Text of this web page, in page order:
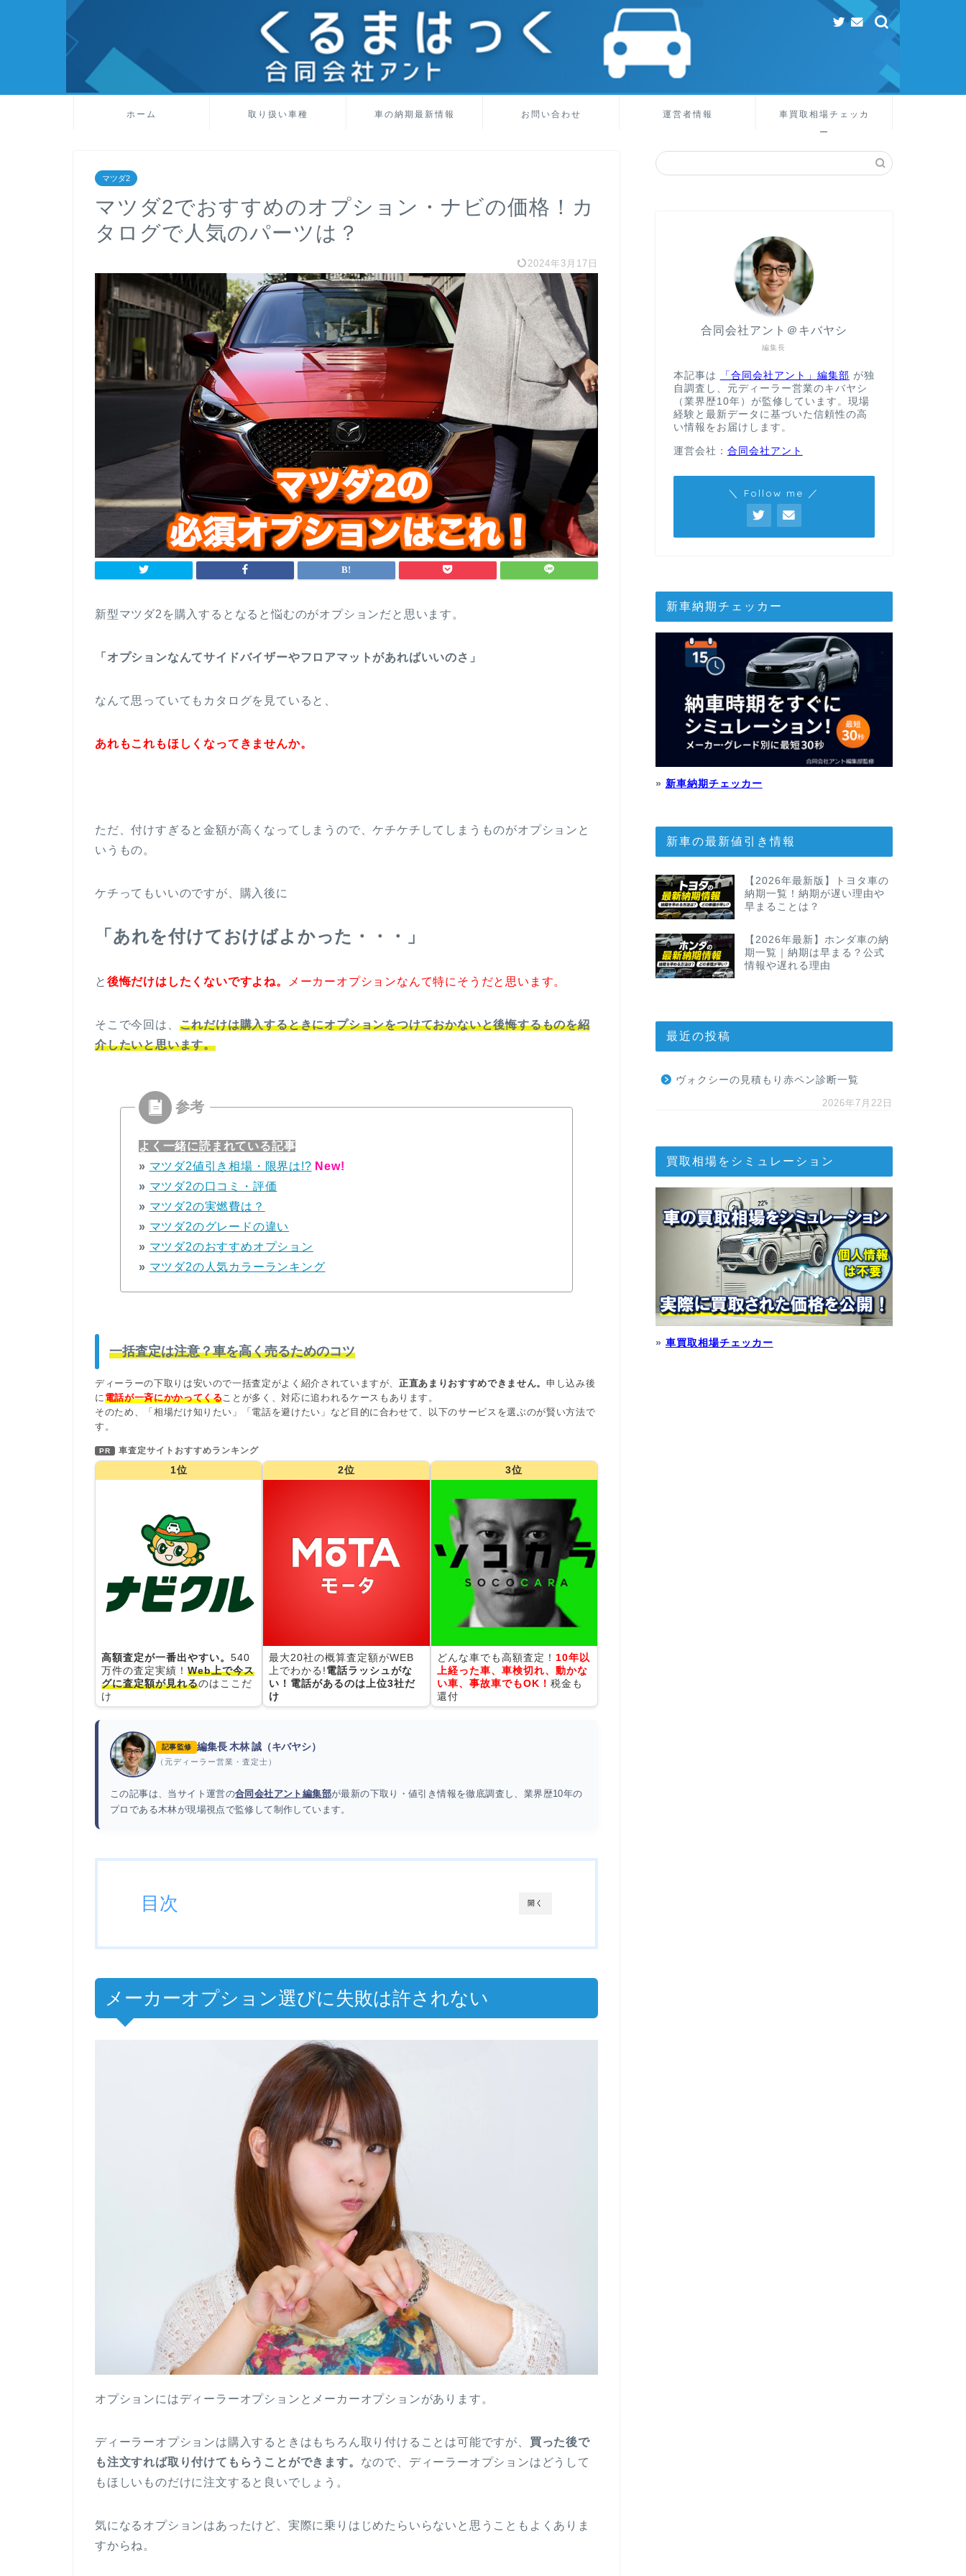
ホーム 取り扱い車種 車の納期最新情報 お問い合わせ 運営者情報
車買取相場チェッカ
ー
マツダ2
マツダ2でおすすめのオプション・ナビの価格！カ
タログで人気のパーツは？
2024年3月17日
新型マツダ2を購入するとなると悩むのがオプションだと思います。
「オプションなんてサイドバイザーやフロアマットがあればいいのさ」
なんて思っていてもカタログを見ていると、
あれもこれもほしくなってきませんか。
ただ、付けすぎると金額が高くなってしまうので、ケチケチしてしまうものがオプションと
いうもの。
ケチってもいいのですが、購入後に
「あれを付けておけばよかった・・・」
と 後悔だけはしたくないですよね。 メーカーオプションなんて特にそうだと思います。
そこで今回は、 これだけは購入するときにオプションをつけておかないと後悔するものを紹
介したいと思います。
よく一緒に読まれている記事
» マツダ2値引き相場・限界は!? New!
» マツダ2の口コミ・評価
» マツダ2の実燃費は？
» マツダ2のグレードの違い
» マツダ2のおすすめオプション
» マツダ2の人気カラーランキング
一括査定は注意？車を高く売るためのコツ
ディーラーの下取りは安いので一括査定がよく紹介されていますが、正直あまりおすすめできません。 申し込み後
に 電話が一斉にかかってくる ことが多く、対応に追われるケースもあります。
そのため、「相場だけ知りたい」「電話を避けたい」など目的に合わせて、以下のサービスを選ぶのが賢い方法で
す。
PR 車査定サイトおすすめランキング
1位
高額査定が一番出やすい。 540
万件の査定実績！ Web上で今ス
グに査定額が見れるのはここだ
け
2位
最大20社の概算査定額がWEB
上でわかる!電話ラッシュがな
い！電話があるのは上位3社だ
け
3位
どんな車でも高額査定！ 10年以
上経った車、車検切れ、動かな
い車、事故車でもOK！ 税金も
還付
記事監修 編集長 木林 誠（キバヤシ）
（元ディーラー営業・査定士）
この記事は、当サイト運営の合同会社アント編集部が最新の下取り・値引き情報を徹底調査し、業界歴10年の
プロである木林が現場視点で監修して制作しています。
開く
目次
メーカーオプション選びに失敗は許されない
オプションにはディーラーオプションとメーカーオプションがあります。
ディーラーオプションは購入するときはもちろん取り付けることは可能ですが、 買った後で
も注文すれば取り付けてもらうことができます。 なので、ディーラーオプションはどうして
もほしいものだけに注文すると良いでしょう。
気になるオプションはあったけど、実際に乗りはじめたらいらないと思うこともよくありま
すからね。
編集長
合同会社アント＠キバヤシ
本記事は 「合同会社アント」編集部 が独
自調査し、元ディーラー営業のキバヤシ
（業界歴10年）が監修しています。現場
経験と最新データに基づいた信頼性の高
い情報をお届けします。
運営会社： 合同会社アント
＼ Follow me ／
新車納期チェッカー
» 新車納期チェッカー
新車の最新値引き情報
【2026年最新版】トヨタ車の
納期一覧！納期が遅い理由や
早まることは？
【2026年最新】ホンダ車の納
期一覧｜納期は早まる？公式
情報や遅れる理由
最近の投稿
ヴォクシーの見積もり赤ペン診断一覧
2026年7月22日
買取相場をシミュレーション
» 車買取相場チェッカー